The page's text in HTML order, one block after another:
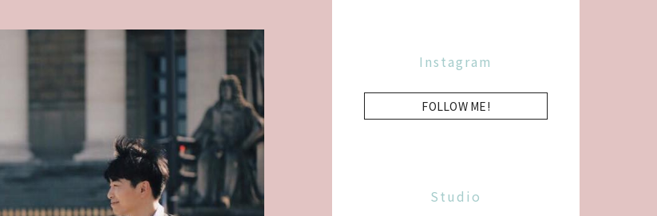
薦
體
驗
Instagram
FOLLOW ME!
Studio